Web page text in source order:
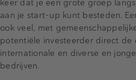
keer dat je een grote groep
aan je start-up kunt besteden.
ook veel, met
potentiële investeerder direct de
internationale en diverse en
bedrijven.